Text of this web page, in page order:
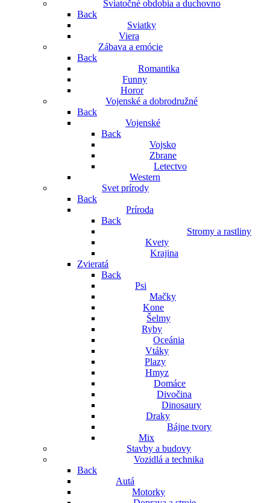
Sviatočné obdobia a duchovno
Back
Sviatky
Viera
Zábava a emócie
Back
Romantika
Funny
Horor
Vojenské a dobrodružné
Back
Vojenské
Back
Vojsko
Zbrane
Letectvo
Western
Svet prírody
Back
Príroda
Back
Stromy a rastliny
Kvety
Krajina
Zvieratá
Back
Psi
Mačky
Kone
Šelmy
Ryby
Oceánia
Vtáky
Plazy
Hmyz
Domáce
Divočina
Dinosaury
Draky
Bájne tvory
Mix
Stavby a budovy
Vozidlá a technika
Back
Autá
Motorky